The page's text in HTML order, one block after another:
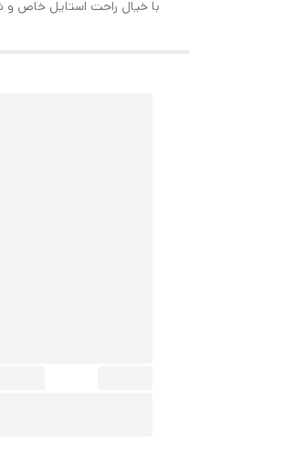
با خیال راحت استایل خاص و